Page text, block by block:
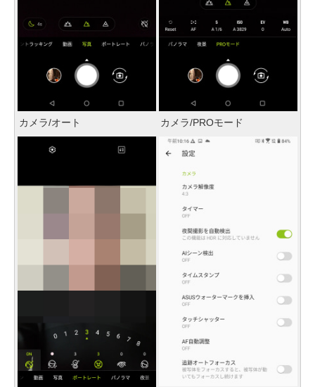
カメラ/オート カメラ/PROモード